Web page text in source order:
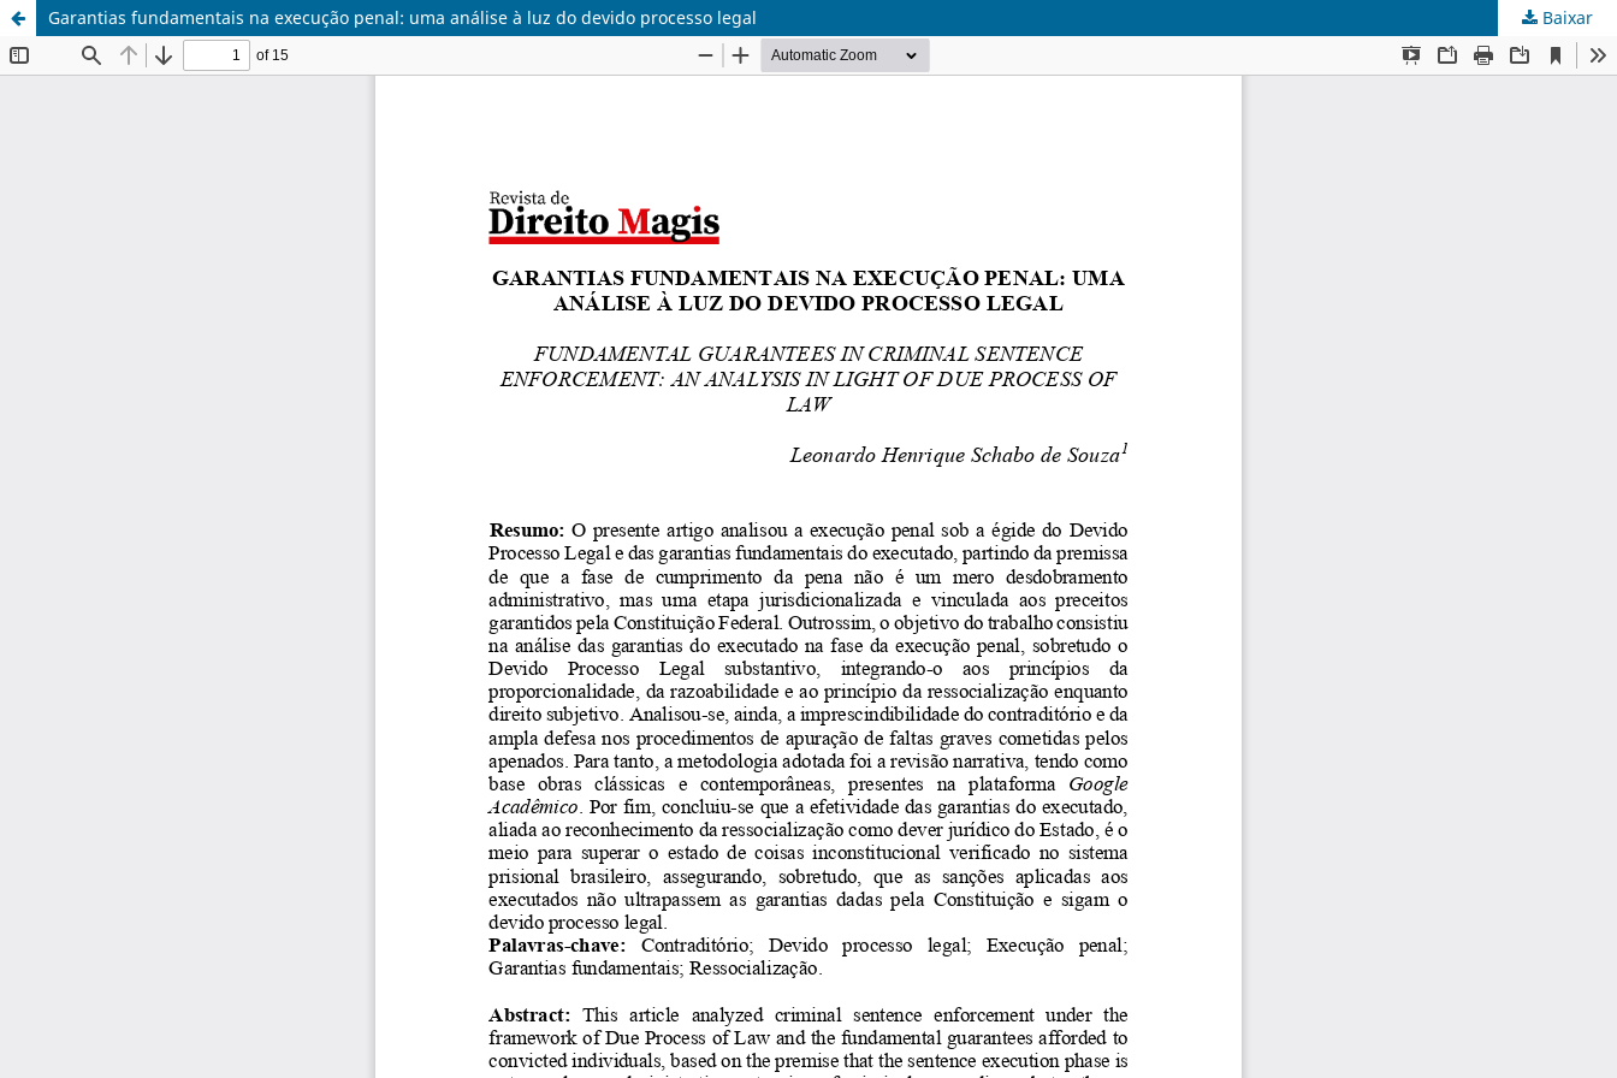
Garantias fundamentais na execução penal: uma análise à luz do devido processo legal Baixar